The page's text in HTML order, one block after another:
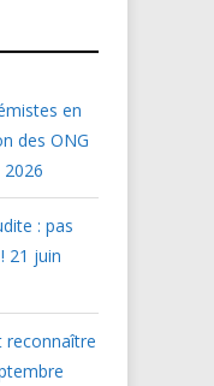
en
des ONG
: pas
21 juin
reconnaître